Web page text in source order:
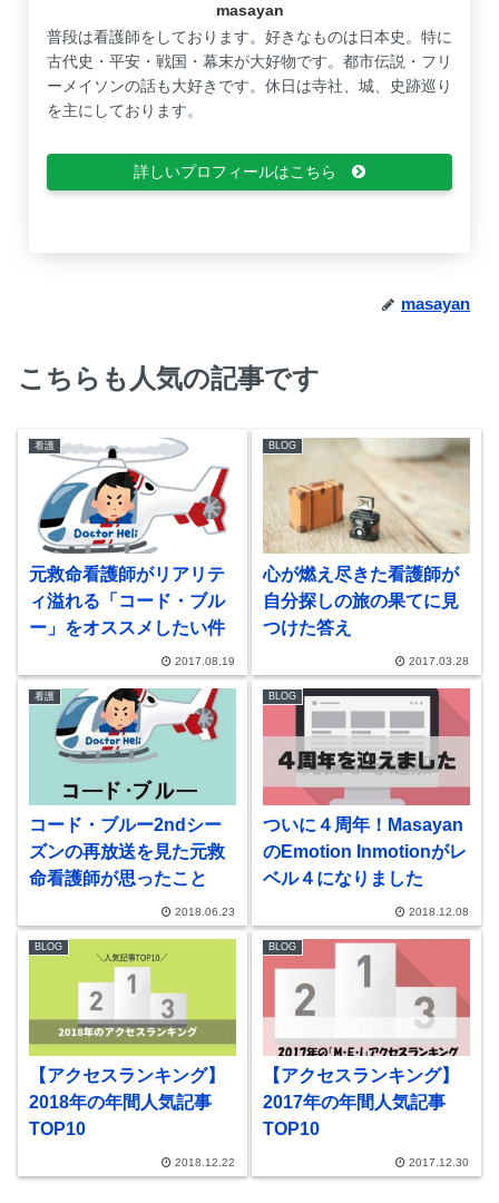
masayan
普段は看護師をしております。好きなものは日本史。特に
古代史・平安・戦国・幕末が大好物です。都市伝説・フリ
ーメイソンの話も大好きです。休日は寺社、城、史跡巡り
を主にしております。
詳しいプロフィールはこちら
masayan
こちらも人気の記事です
看護
元救命看護師がリアリテ
ィ溢れる「コード・ブル
ー」をオススメしたい件
2017.08.19
BLOG
心が燃え尽きた看護師が
自分探しの旅の果てに見
つけた答え
2017.03.28
看護
コード・ブルー2ndシー
ズンの再放送を見た元救
命看護師が思ったこと
2018.06.23
BLOG
ついに４周年！Masayan
のEmotion Inmotionがレ
ベル４になりました
2018.12.08
BLOG
【アクセスランキング】
2018年の年間人気記事
TOP10
2018.12.22
BLOG
【アクセスランキング】
2017年の年間人気記事
TOP10
2017.12.30